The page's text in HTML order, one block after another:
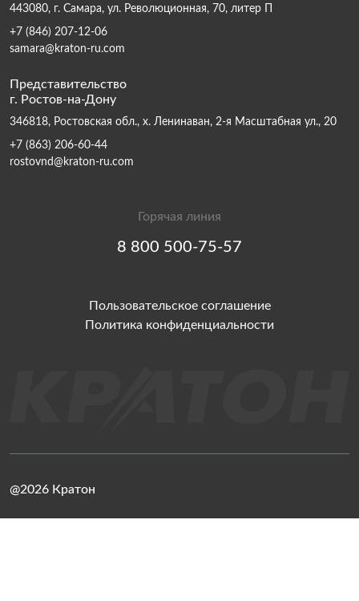
443080, г. Самара, ул. Революционная, 70, литер П
+7 (846) 207-12-06
samara@kraton-ru.com
Представительство
г. Ростов-на-Дону
346818, Ростовская обл., х. Ленинаван, 2-я Масштабная ул., 20
+7 (863) 206-60-44
rostovnd@kraton-ru.com
Горячая линия
8 800 500-75-57
Пользовательское соглашение
Политика конфиденциальности
@2026 Кратон